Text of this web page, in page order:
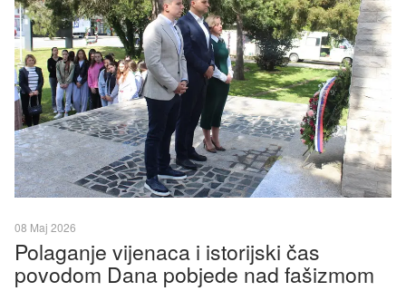
08 Maj 2026
Polaganje vijenaca i istorijski čas
povodom Dana pobjede nad fašizmom